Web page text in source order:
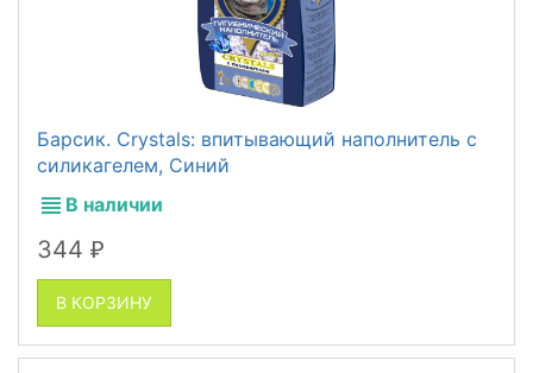
Барсик. Crystals: впитывающий наполнитель с
силикагелем, Синий
В наличии
344 ₽
В КОРЗИНУ